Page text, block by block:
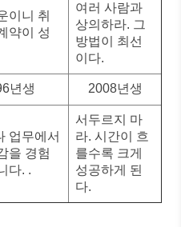
이니 취
약이 성
여러 사람과
상의하라. 그
방법이 최선
이다.
년생 2008년생
업무에서
을 경험
다. .
서두르지 마
라. 시간이 흐
를수록 크게
성공하게 된
다.